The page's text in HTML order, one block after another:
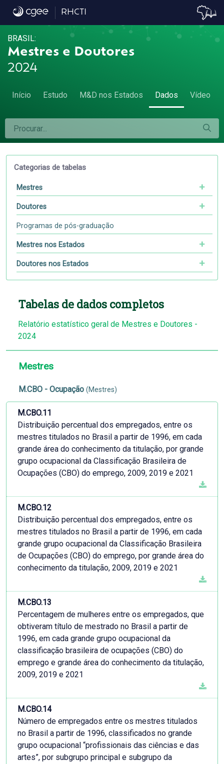
Dados RHCTI
BRASIL:
Mestres e Doutores
2024
Início Estudo M&D nos Estados Dados Vídeo
Categorias de tabelas
Mestres
Doutores
Programas de pós-graduação
Mestres nos Estados
Doutores nos Estados
Tabelas de dados completos
Relatório estatístico geral de Mestres e Doutores -
2024
Mestres
M.CBO - Ocupação (Mestres)
M.CBO.11
Distribuição percentual dos empregados, entre os
mestres titulados no Brasil a partir de 1996, em cada
grande área do conhecimento da titulação, por grande
grupo ocupacional da Classificação Brasileira de
Ocupações (CBO) do emprego, 2009, 2019 e 2021
M.CBO.12
Distribuição percentual dos empregados, entre os
mestres titulados no Brasil a partir de 1996, em cada
grande grupo ocupacional da Classificação Brasileira
de Ocupações (CBO) do emprego, por grande área do
conhecimento da titulação, 2009, 2019 e 2021
M.CBO.13
Percentagem de mulheres entre os empregados, que
obtiveram título de mestrado no Brasil a partir de
1996, em cada grande grupo ocupacional da
classificação brasileira de ocupações (CBO) do
emprego e grande área do conhecimento da titulação,
2009, 2019 e 2021
M.CBO.14
Número de empregados entre os mestres titulados
no Brasil a partir de 1996, classificados no grande
grupo ocupacional “profissionais das ciências e das
artes”, por subgrupo principal e subgrupo da